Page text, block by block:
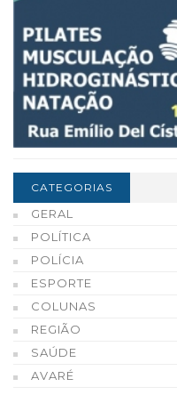
CATEGORIAS
GERAL
POLÍTICA
POLÍCIA
ESPORTE
COLUNAS
REGIÃO
SAÚDE
AVARÉ